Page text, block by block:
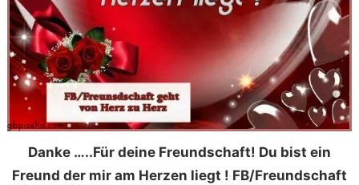
Danke …..Für deine Freundschaft! Du bist ein
Freund der mir am Herzen liegt ! FB/Freundschaft